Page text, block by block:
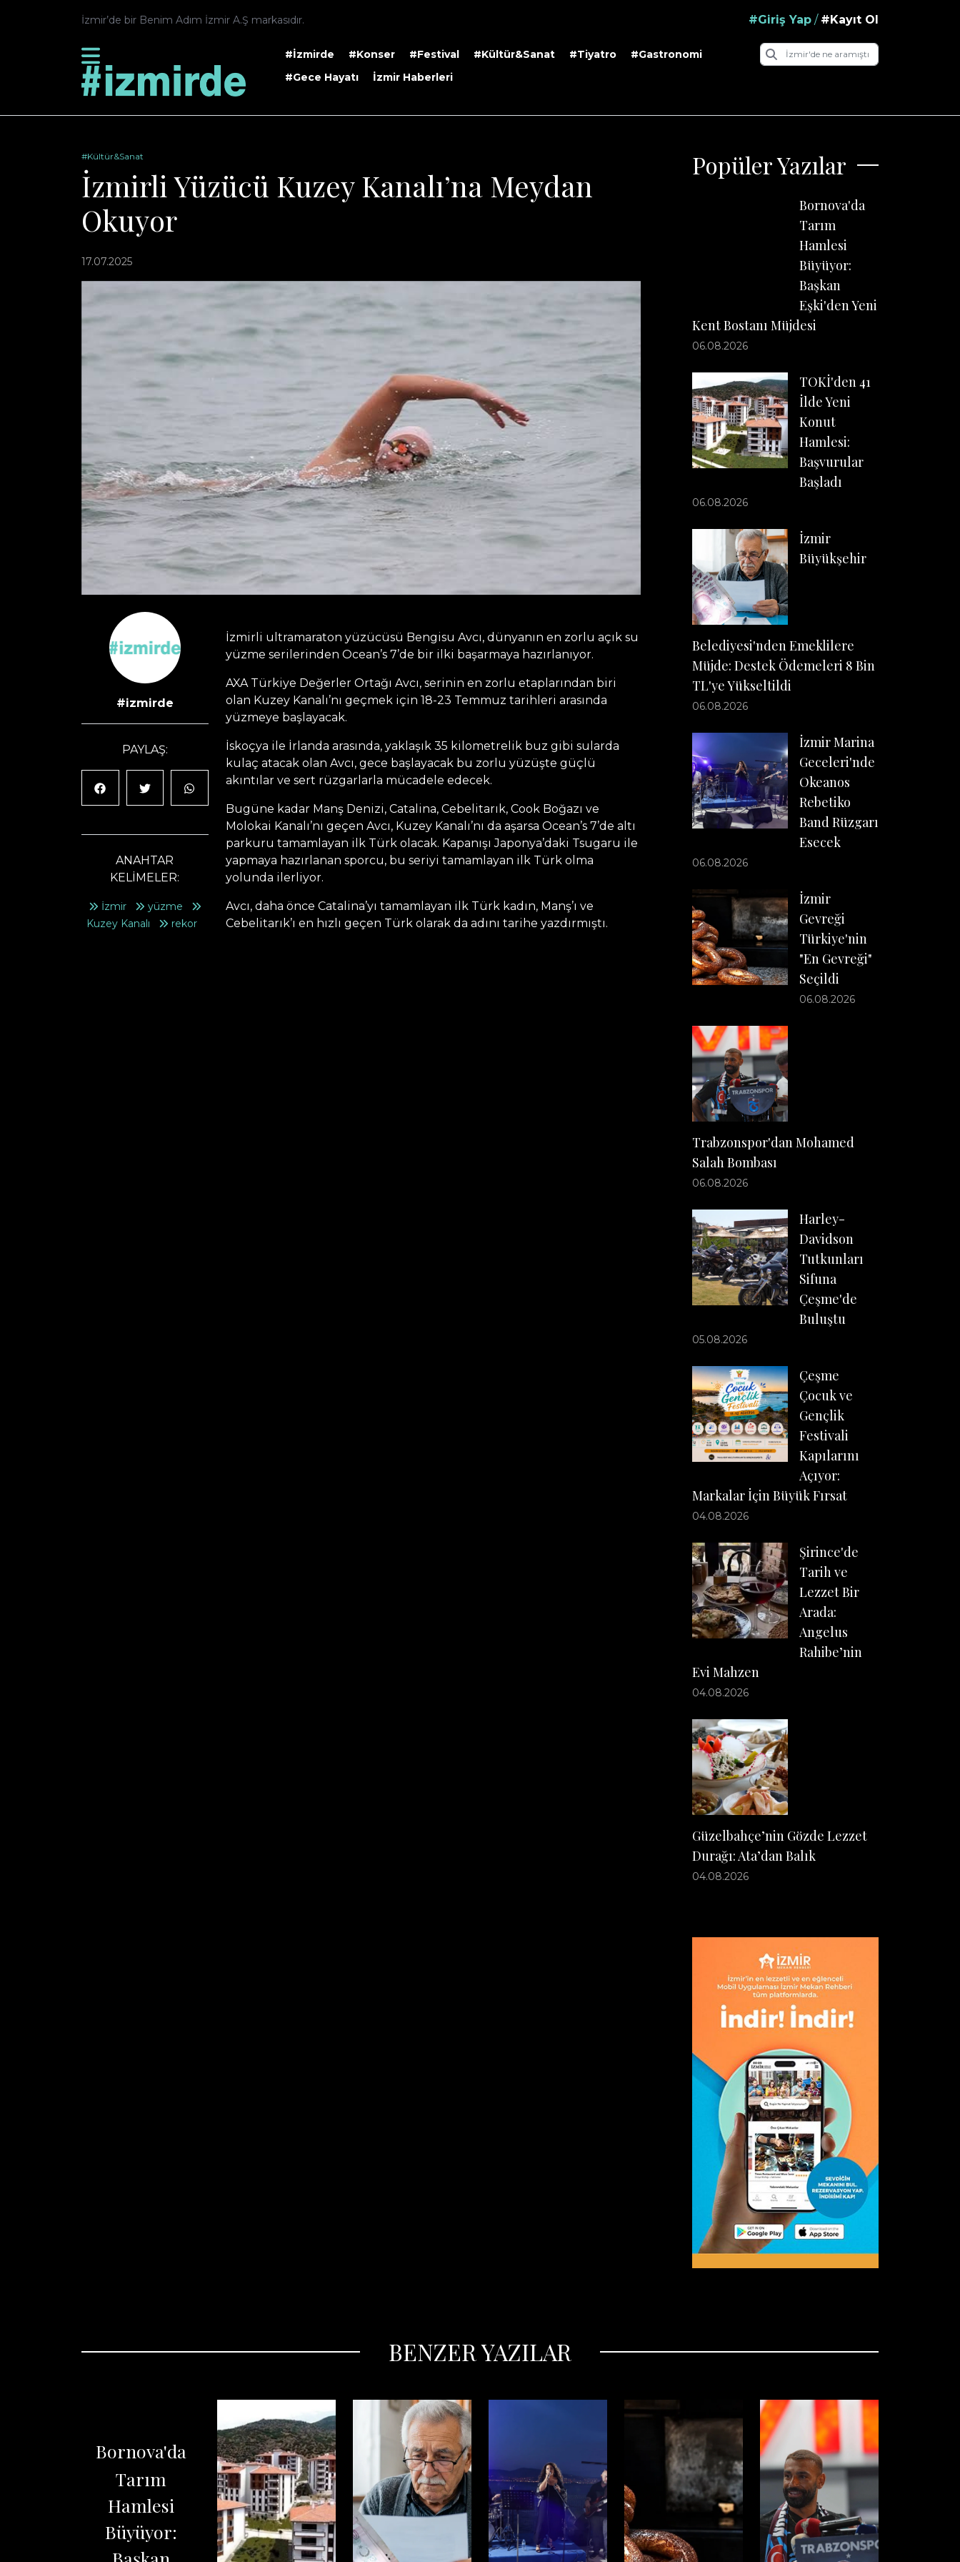
İzmir’de bir Benim Adım İzmir A.Ş markasıdır. #Giriş Yap / #Kayıt Ol
#İzmirde #Konser #Festival #Kültür&Sanat #Tiyatro
#Gastronomi
#Gece Hayatı
İzmir Haberleri
#Kültür&Sanat
İzmirli Yüzücü Kuzey Kanalı’na Meydan
Okuyor
17.07.2025
#izmirde
PAYLAŞ:
ANAHTAR
KELİMELER:
İzmir
yüzme
Kuzey Kanalı
rekor
İzmirli ultramaraton yüzücüsü Bengisu Avcı, dünyanın en zorlu açık su
yüzme serilerinden Ocean’s 7’de bir ilki başarmaya hazırlanıyor.
AXA Türkiye Değerler Ortağı Avcı, serinin en zorlu etaplarından biri
olan Kuzey Kanalı’nı geçmek için 18-23 Temmuz tarihleri arasında
yüzmeye başlayacak.
İskoçya ile İrlanda arasında, yaklaşık 35 kilometrelik buz gibi sularda
kulaç atacak olan Avcı, gece başlayacak bu zorlu yüzüşte güçlü
akıntılar ve sert rüzgarlarla mücadele edecek.
Bugüne kadar Manş Denizi, Catalina, Cebelitarık, Cook Boğazı ve
Molokai Kanalı’nı geçen Avcı, Kuzey Kanalı’nı da aşarsa Ocean’s 7’de altı
parkuru tamamlayan ilk Türk olacak. Kapanışı Japonya’daki Tsugaru ile
yapmaya hazırlanan sporcu, bu seriyi tamamlayan ilk Türk olma
yolunda ilerliyor.
Avcı, daha önce Catalina’yı tamamlayan ilk Türk kadın, Manş’ı ve
Cebelitarık’ı en hızlı geçen Türk olarak da adını tarihe yazdırmıştı.
Popüler Yazılar
Bornova'da
Tarım
Hamlesi
Büyüyor:
Başkan
Eşki'den Yeni
Kent Bostanı Müjdesi
06.08.2026
TOKİ'den 41
İlde Yeni
Konut
Hamlesi:
Başvurular
Başladı
06.08.2026
İzmir
Büyükşehir
Belediyesi'nden Emeklilere
Müjde: Destek Ödemeleri 8 Bin
TL'ye Yükseltildi
06.08.2026
İzmir Marina
Geceleri'nde
Okeanos
Rebetiko
Band Rüzgarı
Esecek
06.08.2026
İzmir
Gevreği
Türkiye'nin
"En Gevreği"
Seçildi
06.08.2026
Trabzonspor'dan Mohamed
Salah Bombası
06.08.2026
Harley-
Davidson
Tutkunları
Sifuna
Çeşme'de
Buluştu
05.08.2026
Çeşme
Çocuk ve
Gençlik
Festivali
Kapılarını
Açıyor:
Markalar İçin Büyük Fırsat
04.08.2026
Şirince'de
Tarih ve
Lezzet Bir
Arada:
Angelus
Rahibe’nin
Evi Mahzen
04.08.2026
Güzelbahçe’nin Gözde Lezzet
Durağı: Ata’dan Balık
04.08.2026
BENZER YAZILAR
Bornova'da
Tarım
Hamlesi
Büyüyor: